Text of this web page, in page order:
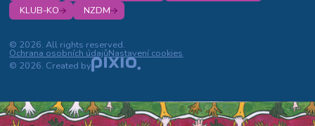
KLUB-KO
NZDM
© 2026. All rights reserved.
Ochrana osobních údajůNastavení cookies
© 2026. Created by